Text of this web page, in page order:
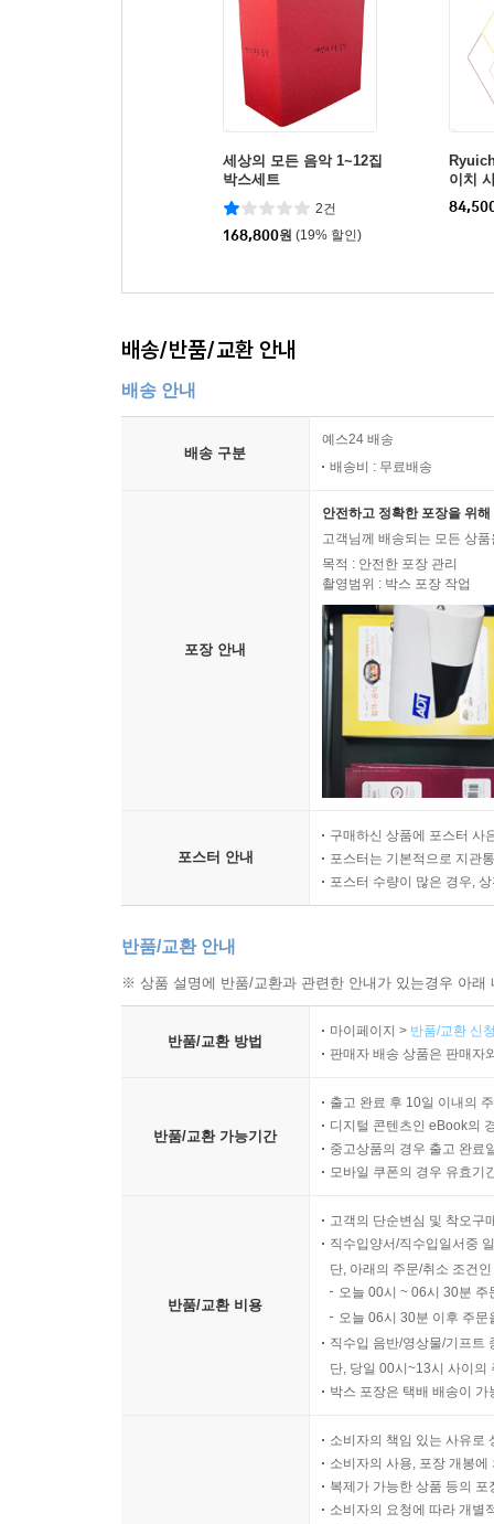
세상의 모든 음악 1~12집
박스세트
2건
168,800원 (19% 할인)
이치
배송/반품/교환 안내
배송 안내
배송 구분
예스24 배송
배송비 : 무료배송
포장 안내
안전하고 정확한 포장을 위
고객님께 배송되는 모든 상
목적 : 안전한 포장 관리
촬영범위 : 박스 포장 작업
포스터 안내
구매하신 상품에 포스터 사
포스터는 기본적으로 지관
포스터 수량이 많은 경우,
반품/교환 안내
※ 상품 설명에 반품/교환과 관련한 안내가 있는경우 아
반품/교환 방법
마이페이지 > 반품/교환 신
판매자 배송 상품은 판매자
반품/교환 가능기간
출고 완료 후 10일 이내의
디지털 콘텐츠인 eBook의
중고상품의 경우 출고 완료
모바일 쿠폰의 경우 유효기
반품/교환 비용
고객의 단순변심 및 착오구
직수입양서/직수입일서중
단, 아래의 주문/취소 조건
오늘 00시 ~ 06시 30분
오늘 06시 30분 이후 주
직수입 음반/영상물/기프트
단, 당일 00시~13시 사이의
박스 포장은 택배 배송이
소비자의 책임 있는 사유로
소비자의 사용, 포장 개봉
복제가 가능한 상품 등의
소비자의 요청에 따라 개별